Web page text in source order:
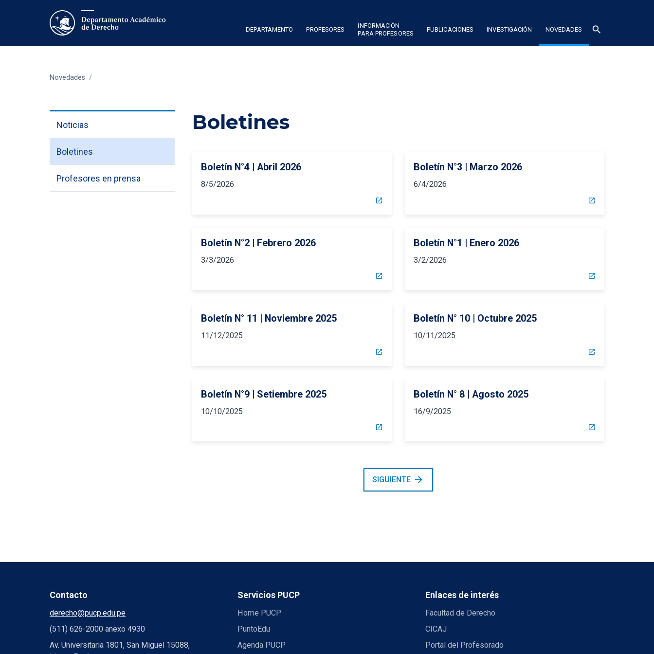
DEPARTAMENTO PROFESORES
INFORMACIÓN
PARA PROFESORES
PUBLICACIONES INVESTIGACIÓN NOVEDADES search
Novedades /
Noticias
Boletines
Profesores en prensa
Boletines
Boletín N°4 | Abril 2026
8/5/2026
open_in_new
Boletín N°3 | Marzo 2026
6/4/2026
open_in_new
Boletín N°2 | Febrero 2026
3/3/2026
open_in_new
Boletín N°1 | Enero 2026
3/2/2026
open_in_new
Boletín N° 11 | Noviembre 2025
11/12/2025
open_in_new
Boletín N° 10 | Octubre 2025
10/11/2025
open_in_new
Boletín N°9 | Setiembre 2025
10/10/2025
open_in_new
Boletín N° 8 | Agosto 2025
16/9/2025
open_in_new
SIGUIENTE arrow_forward
Contacto
derecho@pucp.edu.pe
(511) 626-2000 anexo 4930
Av. Universitaria 1801, San Miguel 15088,
Servicios PUCP
Home PUCP
PuntoEdu
Agenda PUCP
Enlaces de interés
Facultad de Derecho
CICAJ
Portal del Profesorado